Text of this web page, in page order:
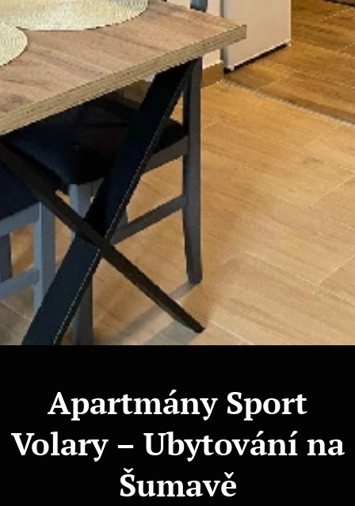
Apartmány Sport
Volary – Ubytování na
Šumavě